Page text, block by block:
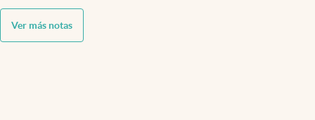
Ver más notas